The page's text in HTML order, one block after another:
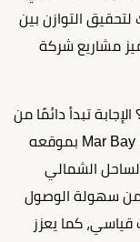
التوازن بين
مشاريع شركة
تبدأ دائمًا من
الموقع، وهنا يتألق مشروع Mar Bay Ras El Hekma بموقعه
الحكمة الساحل الشمالي
سهولة الوصول
كما يعزز